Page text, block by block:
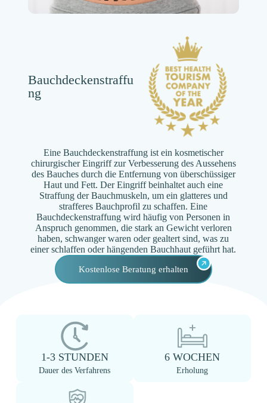
Bauchdeckenstraffu
ng
Eine Bauchdeckenstraffung ist ein kosmetischer
chirurgischer Eingriff zur Verbesserung des Aussehens
des Bauches durch die Entfernung von überschüssiger
Haut und Fett. Der Eingriff beinhaltet auch eine
Straffung der Bauchmuskeln, um ein glatteres und
strafferes Bauchprofil zu schaffen. Eine
Bauchdeckenstraffung wird häufig von Personen in
Anspruch genommen, die stark an Gewicht verloren
haben, schwanger waren oder gealtert sind, was zu
einer schlaffen oder hängenden Bauchhaut geführt hat.
Kostenlose Beratung erhalten
1-3 STUNDEN
Dauer des Verfahrens
6 WOCHEN
Erholung